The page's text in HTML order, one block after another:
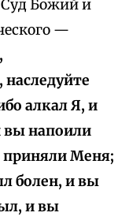
Божий и
—
алкал Я, и
вы напоили
Меня;
болен, и вы
и вы